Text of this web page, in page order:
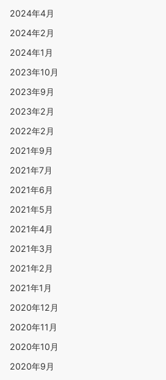
2024年4月
2024年2月
2024年1月
2023年10月
2023年9月
2023年2月
2022年2月
2021年9月
2021年7月
2021年6月
2021年5月
2021年4月
2021年3月
2021年2月
2021年1月
2020年12月
2020年11月
2020年10月
2020年9月